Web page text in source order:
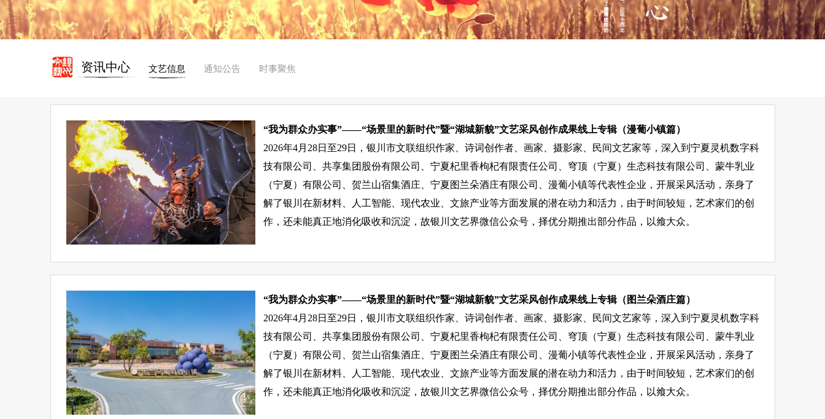
资讯中心 文艺信息 通知公告 时事聚焦
“我为群众办实事”——“场景里的新时代”暨“湖城新貌”文艺采风创作成果线上专辑（漫葡小镇篇）
2026年4月28日至29日，银川市文联组织作家、诗词创作者、画家、摄影家、民间文艺家等，深入到宁夏灵机数字科
技有限公司、共享集团股份有限公司、宁夏杞里香枸杞有限责任公司、穹顶（宁夏）生态科技有限公司、蒙牛乳业
（宁夏）有限公司、贺兰山宿集酒庄、宁夏图兰朵酒庄有限公司、漫葡小镇等代表性企业，开展采风活动，亲身了
解了银川在新材料、人工智能、现代农业、文旅产业等方面发展的潜在动力和活力，由于时间较短，艺术家们的创
作，还未能真正地消化吸收和沉淀，故银川文艺界微信公众号，择优分期推出部分作品，以飨大众。
“我为群众办实事”——“场景里的新时代”暨“湖城新貌”文艺采风创作成果线上专辑（图兰朵酒庄篇）
2026年4月28日至29日，银川市文联组织作家、诗词创作者、画家、摄影家、民间文艺家等，深入到宁夏灵机数字科
技有限公司、共享集团股份有限公司、宁夏杞里香枸杞有限责任公司、穹顶（宁夏）生态科技有限公司、蒙牛乳业
（宁夏）有限公司、贺兰山宿集酒庄、宁夏图兰朵酒庄有限公司、漫葡小镇等代表性企业，开展采风活动，亲身了
解了银川在新材料、人工智能、现代农业、文旅产业等方面发展的潜在动力和活力，由于时间较短，艺术家们的创
作，还未能真正地消化吸收和沉淀，故银川文艺界微信公众号，择优分期推出部分作品，以飨大众。